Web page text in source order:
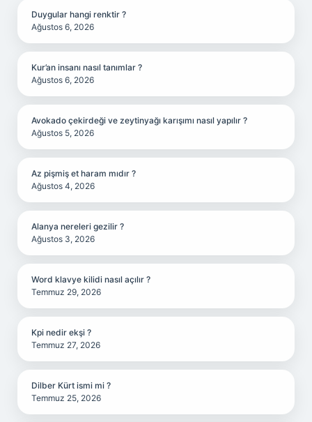
Duygular hangi renktir ?
Ağustos 6, 2026
Kur’an insanı nasıl tanımlar ?
Ağustos 6, 2026
Avokado çekirdeği ve zeytinyağı karışımı nasıl yapılır ?
Ağustos 5, 2026
Az pişmiş et haram mıdır ?
Ağustos 4, 2026
Alanya nereleri gezilir ?
Ağustos 3, 2026
Word klavye kilidi nasıl açılır ?
Temmuz 29, 2026
Kpi nedir ekşi ?
Temmuz 27, 2026
Dilber Kürt ismi mi ?
Temmuz 25, 2026